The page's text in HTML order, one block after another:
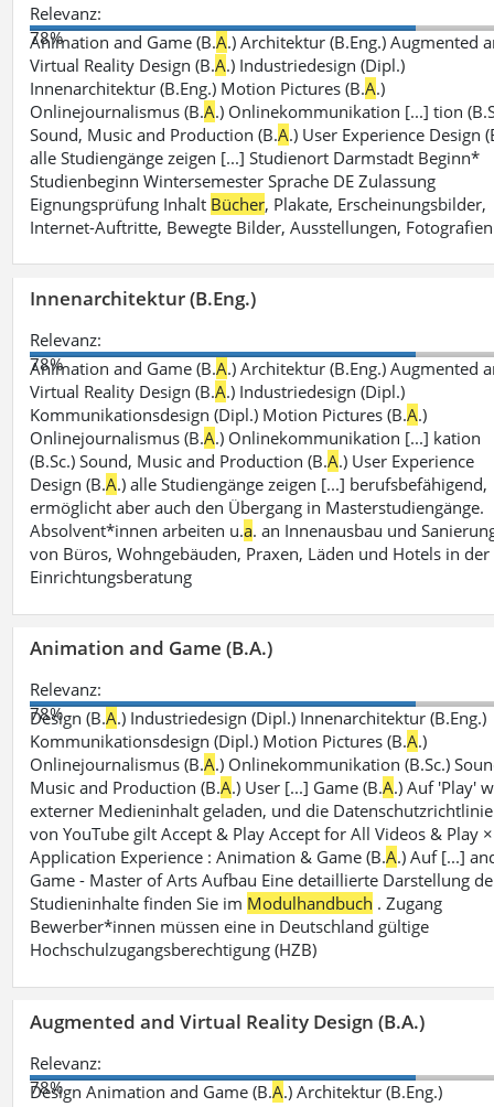
Relevanz:
78%
Animation and Game (B.A.) Architektur (B.Eng.) Augmented
Virtual Reality Design (B.A.) Industriedesign (Dipl.)
Innenarchitektur (B.Eng.) Motion Pictures (B.A.)
Onlinejournalismus (B.A.) Onlinekommunikation [...] tion
Sound, Music and Production (B.A.) User Experience Design
alle Studiengänge zeigen [...] Studienort Darmstadt Beginn*
Studienbeginn Wintersemester Sprache DE Zulassung
Eignungsprüfung Inhalt Bücher, Plakate, Erscheinungsbilder,
Internet-Auftritte, Bewegte Bilder, Ausstellungen, Fotografien
Innenarchitektur (B.Eng.)
Relevanz:
78%
Animation and Game (B.A.) Architektur (B.Eng.) Augmented
Virtual Reality Design (B.A.) Industriedesign (Dipl.)
Kommunikationsdesign (Dipl.) Motion Pictures (B.A.)
Onlinejournalismus (B.A.) Onlinekommunikation [...] kation
(B.Sc.) Sound, Music and Production (B.A.) User Experience
Design (B.A.) alle Studiengänge zeigen [...] berufsbefähigend,
ermöglicht aber auch den Übergang in Masterstudiengänge.
Absolvent*innen arbeiten u.a. an Innenausbau und
von Büros, Wohngebäuden, Praxen, Läden und Hotels in der
Einrichtungsberatung
Animation and Game (B.A.)
Relevanz:
78%
Design (B.A.) Industriedesign (Dipl.) Innenarchitektur (B.Eng.)
Kommunikationsdesign (Dipl.) Motion Pictures (B.A.)
Onlinejournalismus (B.A.) Onlinekommunikation (B.Sc.)
Music and Production (B.A.) User [...] Game (B.A.) Auf 'Play'
externer Medieninhalt geladen, und die Datenschutzrichtlinie
von YouTube gilt Accept & Play Accept for All Videos & Play ×
Application Experience : Animation & Game (B.A.) Auf [...]
Game - Master of Arts Aufbau Eine detaillierte Darstellung
Studieninhalte finden Sie im Modulhandbuch . Zugang
Bewerber*innen müssen eine in Deutschland gültige
Hochschulzugangsberechtigung (HZB)
Augmented and Virtual Reality Design (B.A.)
Relevanz:
78%
Design Animation and Game (B.A.) Architektur (B.Eng.)